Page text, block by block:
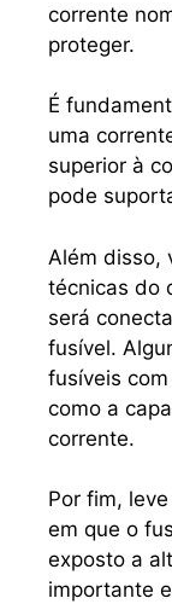
corrente
proteger.
É
uma
superior à
pode
Além disso,
técnicas do
será
fusível.
fusíveis
como a
corrente.
Por fim,
em que o
exposto a
importante